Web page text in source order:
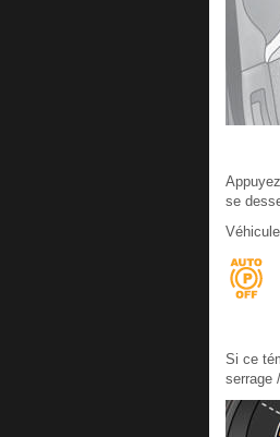
se
Si ce
serrage